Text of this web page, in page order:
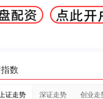
数
上证走势 深证走势 创业走